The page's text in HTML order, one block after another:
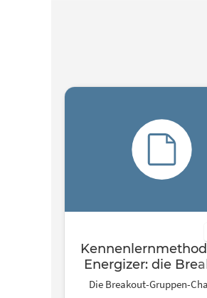
Energizer: die
Gruppen-
Die Breakout-Gruppen-